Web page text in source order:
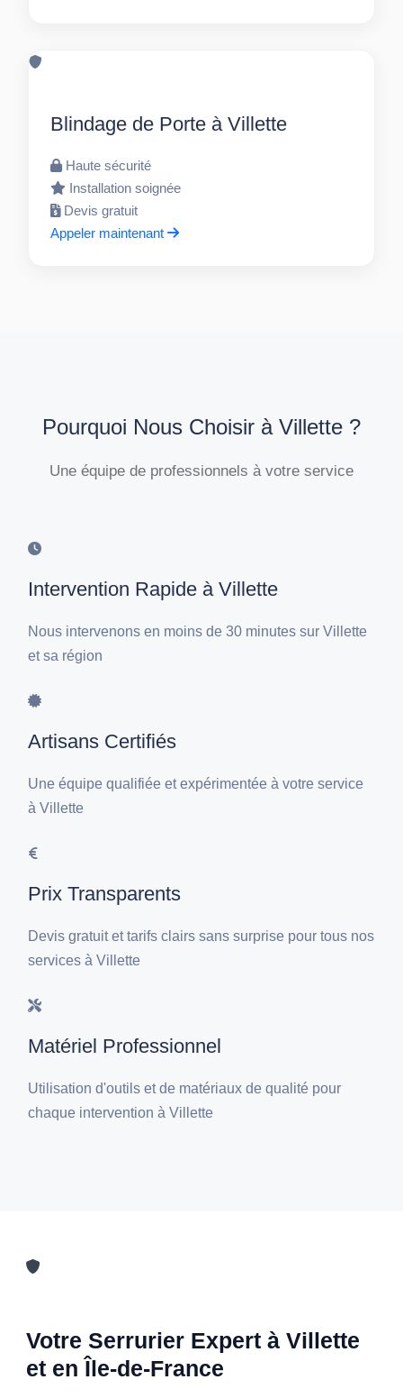
Blindage de Porte à Villette
Haute sécurité
Installation soignée
Devis gratuit
Appeler maintenant
Pourquoi Nous Choisir à Villette ?
Une équipe de professionnels à votre service
Intervention Rapide à Villette
Nous intervenons en moins de 30 minutes sur Villette
et sa région
Artisans Certifiés
Une équipe qualifiée et expérimentée à votre service
à Villette
Prix Transparents
Devis gratuit et tarifs clairs sans surprise pour tous nos
services à Villette
Matériel Professionnel
Utilisation d'outils et de matériaux de qualité pour
chaque intervention à Villette
Votre Serrurier Expert à Villette
et en Île-de-France